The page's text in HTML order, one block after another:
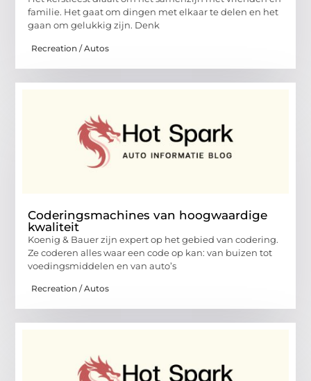
familie. Het gaat om dingen met elkaar te delen en het
gaan om gelukkig zijn. Denk
Recreation / Autos
Coderingsmachines van hoogwaardige
kwaliteit
Koenig & Bauer zijn expert op het gebied van codering.
Ze coderen alles waar een code op kan: van buizen tot
voedingsmiddelen en van auto’s
Recreation / Autos